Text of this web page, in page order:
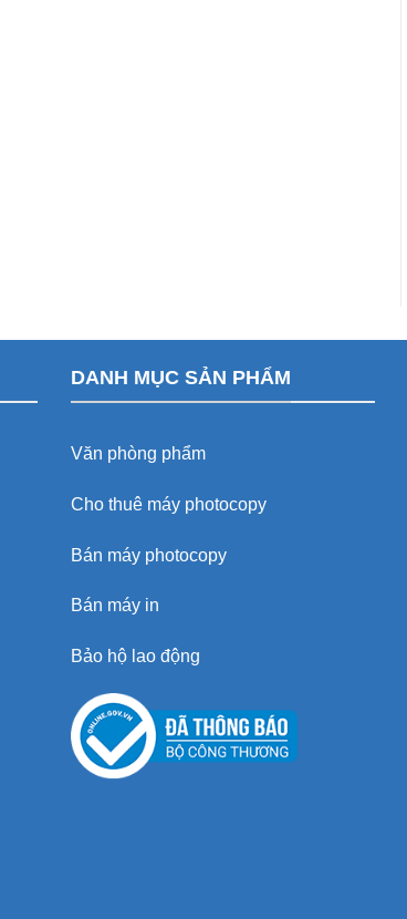
DANH MỤC SẢN PHẨM
Văn phòng phẩm
Cho thuê máy photocopy
Bán máy photocopy
Bán máy in
Bảo hộ lao động